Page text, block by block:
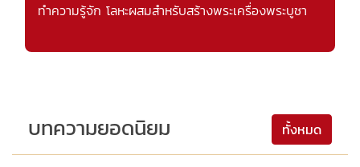
ทำความรู้จัก โลหะผสมสำหรับสร้างพระเครื่องพระบูชา
บทความยอดนิยม ทั้งหมด